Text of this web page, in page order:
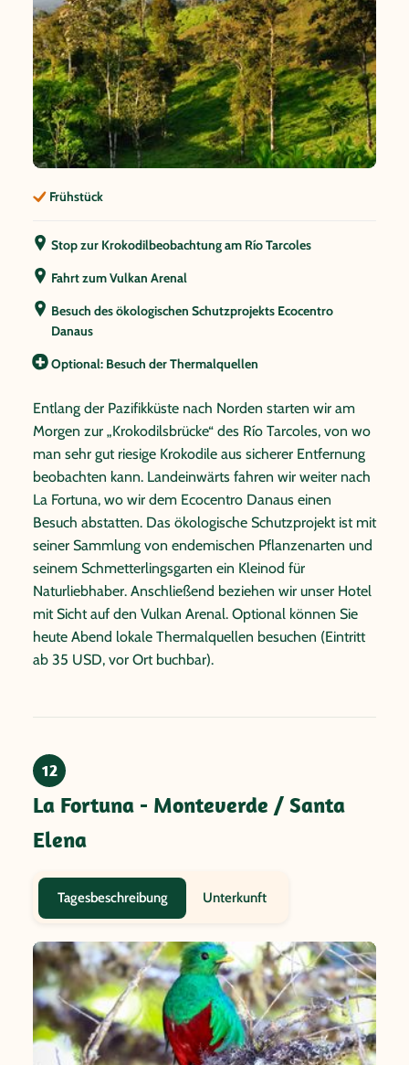
Frühstück
Stop zur Krokodilbeobachtung am Río Tarcoles
Fahrt zum Vulkan Arenal
Besuch des ökologischen Schutzprojekts Ecocentro
Danaus
Optional: Besuch der Thermalquellen
Entlang der Pazifikküste nach Norden starten wir am
Morgen zur „Krokodilsbrücke“ des Río Tarcoles, von wo
man sehr gut riesige Krokodile aus sicherer Entfernung
beobachten kann. Landeinwärts fahren wir weiter nach
La Fortuna, wo wir dem Ecocentro Danaus einen
Besuch abstatten. Das ökologische Schutzprojekt ist mit
seiner Sammlung von endemischen Pflanzenarten und
seinem Schmetterlingsgarten ein Kleinod für
Naturliebhaber. Anschließend beziehen wir unser Hotel
mit Sicht auf den Vulkan Arenal. Optional können Sie
heute Abend lokale Thermalquellen besuchen (Eintritt
ab 35 USD, vor Ort buchbar).
12
La Fortuna - Monteverde / Santa
Elena
Tagesbeschreibung Unterkunft